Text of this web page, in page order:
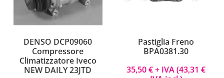
DENSO DCP09060
Compressore
Climatizzatore Iveco
NEW DAILY 23JTD
Pastiglia Freno
BPA0381.30
35,50€+ IVA (43,31€